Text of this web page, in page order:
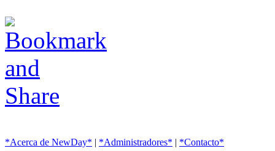
*Acerca de NewDay* | *Administradores* | *Contacto*